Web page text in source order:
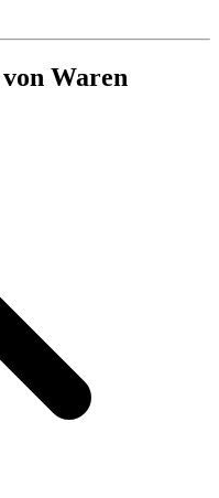
Waren